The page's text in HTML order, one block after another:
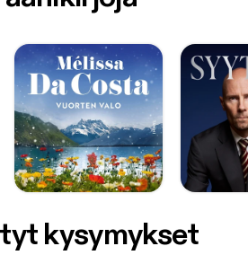
kysymykset